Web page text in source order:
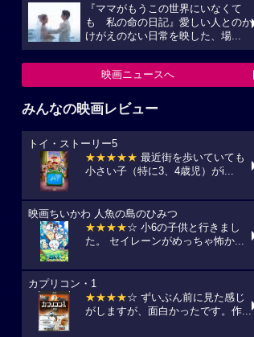
『ママがもうこの世界にいなくて
も 私の命の日記』愛しい人とのか
けがえのない日常を映した、場...
映画ニュースへ
みんなの映画レビュー
トイ・ストーリー5
★★★★★ 最近街を歩いていても
小さい子（特に3、4歳児）がi...
映画ちいかわ 人魚の島のひみつ
★★★★☆ 小6の子供と行きまし
た。 セイレーンがめっちゃ怖か...
カプリコン・1
★★★★☆ ずいぶん前に見た感じ
がしますが、面白かったです。作...